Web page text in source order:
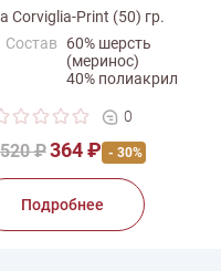
Corviglia-Print (50) гр.
520 ₽364 ₽ - 30%
Состав
60% шерсть
(меринос)
40% полиакрил
мотка
50 г
Schulana
0
Подробнее